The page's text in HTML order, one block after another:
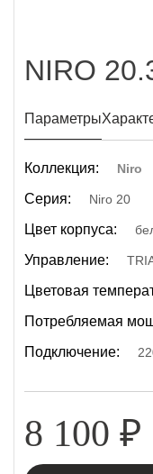
NIRO
Параметры
Коллекция: Niro
Серия: Niro 20
Цвет корпуса:
Управление:
Цветовая
Потребляемая
Подключение:
8 100 ₽